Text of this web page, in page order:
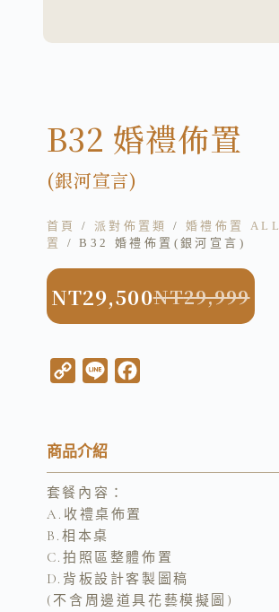
B32 婚禮佈置
(銀河宣言)
首頁 / 派對佈置類 /婚禮佈置 ALL
置
/ B32 婚禮佈置(銀河宣言)
NT29,999
NT29,500
y
L
i
n
e
b
商品介紹
套餐內容：
A.收禮桌佈置
B.相本桌
C.拍照區整體佈置
D.背板設計客製圖稿
(不含周邊道具花藝模擬圖)